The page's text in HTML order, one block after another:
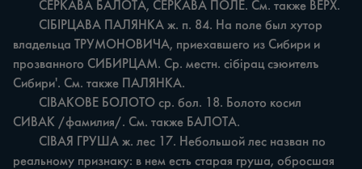
владельца ТРУМОНОВИЧА, приехавшего из Сибири и
прозванного СИБИРЦАМ. Ср. местн. сібірац сэюителъ
Сибири'. См. также ПАЛЯНКА.
СИВАК /фамилия/. См. также БАЛОТА.
реальному признаку: в нем есть старая груша, обросшая